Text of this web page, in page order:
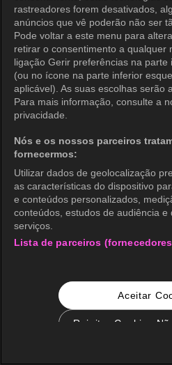
rastreadores forem desativados,
anúncios que vê poderão não ser
Pode voltar a este menu para
retirar o consentimento a qualquer
ligação Gerir preferências na
(ou no ícone na parte inferior
aplicável). As suas escolhas serão
Para mais informação, consulte a
privacidade.
Nós e os nossos parceiros
fornecermos:
Utilizar dados de geolocalização
as características do dispositivo
e conteúdos personalizados,
conteúdos, estudos de audiência e
serviços.
Lista de parceiros
Aceitar
Rejeitar Cookies